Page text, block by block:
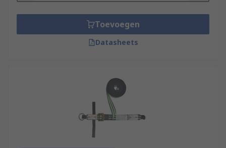
Toevoegen
Datasheets